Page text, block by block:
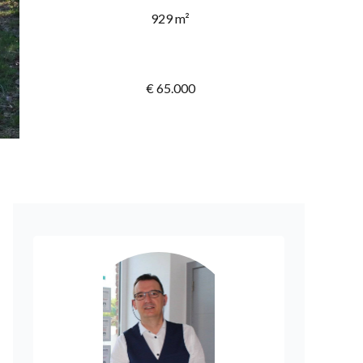
929 m²
€ 65.000